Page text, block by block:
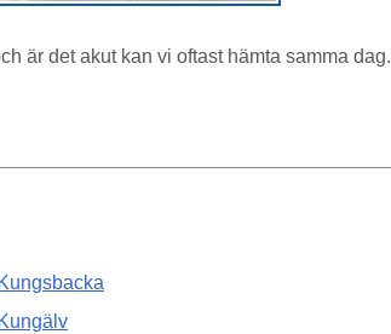
är det akut kan vi oftast hämta samma dag.